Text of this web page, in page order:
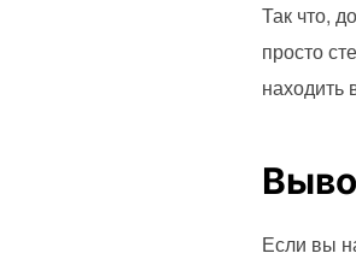
Так что,
просто
находить
Если вы